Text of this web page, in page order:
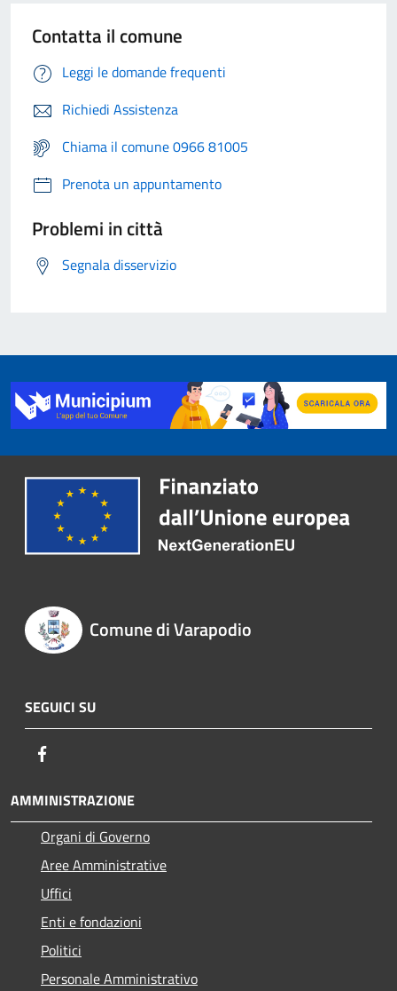
Contatta il comune
Leggi le domande frequenti
Richiedi Assistenza
Chiama il comune 0966 81005
Prenota un appuntamento
Problemi in città
Segnala disservizio
Comune di Varapodio
SEGUICI SU
AMMINISTRAZIONE
Organi di Governo
Aree Amministrative
Uffici
Enti e fondazioni
Politici
Personale Amministrativo